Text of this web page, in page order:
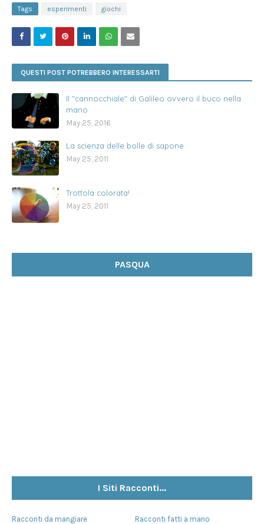
Tags esperimenti giochi
QUESTI POST POTREBBERO INTERESSARTI
Il "cannocchiale" di Galileo ovvero il buco nella
mano
May 25, 2016
La scienza delle bolle di sapone
May 25, 2011
Trottola colorata!
May 25, 2011
PASQUA
I Siti Racconti...
Racconti da mangiare Racconti fatti a mano